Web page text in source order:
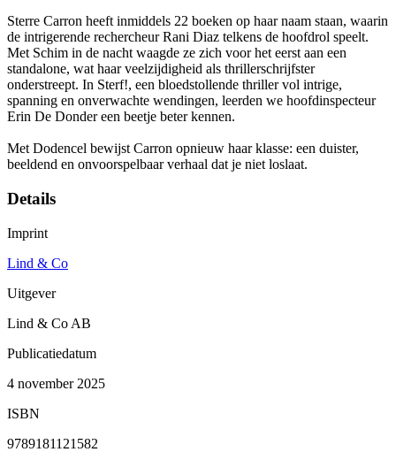
Sterre Carron heeft inmiddels 22 boeken op haar naam staan, waarin
de intrigerende rechercheur Rani Diaz telkens de hoofdrol speelt.
Met Schim in de nacht waagde ze zich voor het eerst aan een
standalone, wat haar veelzijdigheid als thrillerschrijfster
onderstreept. In Sterf!, een bloedstollende thriller vol intrige,
spanning en onverwachte wendingen, leerden we hoofdinspecteur
Erin De Donder een beetje beter kennen.
Met Dodencel bewijst Carron opnieuw haar klasse: een duister,
beeldend en onvoorspelbaar verhaal dat je niet loslaat.
Details
Imprint
Lind & Co
Uitgever
Lind & Co AB
Publicatiedatum
4 november 2025
ISBN
9789181121582